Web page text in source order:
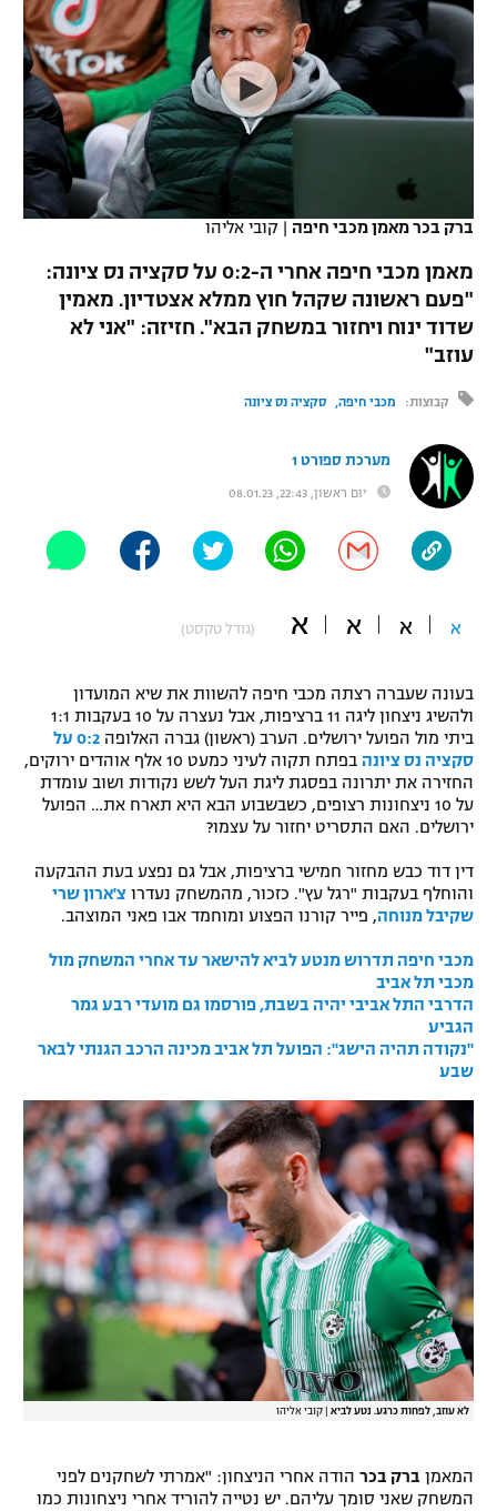
VOD
תוצאות
לוח שידורים
"מעל הליגה" – פודקאסט
"מחצית בשכונה" – פודקאסט
תקנון עבור פעילות אלקטרה
תקנון עבור פעילות ספורט 1 – "מרלן"
גיימינג E-Sports
תנאי שימוש
מדיניות פרטיות
תקנון פעילות ספורט 1
רשיון להקרנה פומבית לבית עסק
הצטרפות לחבילת הערוצים
לוח דרושים – ג'ובנט
תגיות
המגזין
נבחרת ישראל
מכבי חיפה
מכבי תל אביב
הפועל תל אביב
הפועל חיפה
הפועל באר שבע
מכבי נתניה
בני יהודה
ליגה ספרדית
ליגה איטלקית
ליגה טורקית
כדורסל נשים
מכבי תל אביב
הפועל חולון
הפועל ירושלים
דני אבדיה
יורוליג
יורוקאפ
טניס
כדוריד
שחייה
ג'ודו
אגרוף
היאבקות WWE
אופניים
פוטבול אמריקאי NFL
בייסבול MLB
ספורט אתגרי ואקסטרים
אומנויות לחימה
גיימינג E-Sports
ברק בכר מאמן מכבי חיפה | קובי אליהו
מאמן מכבי חיפה אחרי ה-0:2 על סקציה נס ציונה:
"פעם ראשונה שקהל חוץ ממלא אצטדיון. מאמין
שדוד ינוח ויחזור במשחק הבא". חזיזה: "אני לא
עוזב"
קבוצות: מכבי חיפה סקציה נס ציונה
מערכת ספורט 1
יום ראשון, 22:43, 08.01.23
א א א א (גודל טקסט)
בעונה שעברה רצתה מכבי חיפה להשוות את שיא המועדון
ולהשיג ניצחון ליגה 11 ברציפות, אבל נעצרה על 10 בעקבות 1:1
ביתי מול הפועל ירושלים. הערב (ראשון) גברה האלופה
0:2 על
סקציה נס ציונה
בפתח תקוה לעיני כמעט 10 אלף אוהדים ירוקים,
החזירה את יתרונה בפסגת ליגת העל לשש נקודות ושוב עומדת
על 10 ניצחונות רצופים, כשבשבוע הבא היא תארח את… הפועל
ירושלים. האם התסריט יחזור על עצמו?
דין דוד כבש מחזור חמישי ברציפות, אבל גם נפצע בעת ההבקעה
והוחלף בעקבות "רגל עץ". כזכור, מהמשחק נעדרו צ'ארון שרי
שקיבל מנוחה, פייר קורנו הפצוע ומוחמד אבו פאני המוצהב.
מכבי חיפה תדרוש מנטע לביא להישאר עד אחרי המשחק מול
מכבי תל אביב
הדרבי התל אביבי יהיה בשבת, פורסמו גם מועדי רבע גמר
הגביע
"נקודה תהיה הישג": הפועל תל אביב מכינה הרכב הגנתי לבאר
שבע
לא עוזב, לפחות כרגע. נטע לביא קובי אליהו
המאמן ברק בכר הודה אחרי הניצחון: "אמרתי לשחקנים לפני
המשחק שאני סומך עליהם. יש נטייה להוריד אחרי ניצחונות כמו